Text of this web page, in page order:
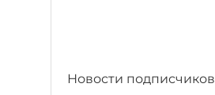
Новости подписчиков